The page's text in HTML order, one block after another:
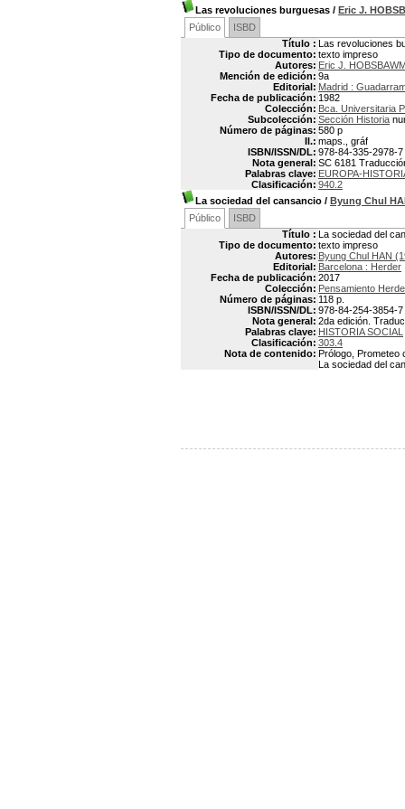
Las revoluciones burguesas / Eric J.
Público
ISBD
Título : Las revoluciones
Tipo de documento: texto impreso
Autores: Eric J.
Mención de edición: 9a
Editorial: Madrid :
Fecha de publicación: 1982
Colección: Bca. Universitaria
Subcolección: Sección Historia
Número de páginas: 580 p
Il.: maps., gráf
ISBN/ISSN/DL: 978-84-335-2978-7
Nota general: SC 6181
Palabras clave: EUROPA-
Clasificación: 940.2
La sociedad del cansancio / Byung Chul
Público
ISBD
Título : La sociedad del
Tipo de documento: texto impreso
Autores: Byung Chul HAN
Editorial: Barcelona : Herder
Fecha de publicación: 2017
Colección: Pensamiento
Número de páginas: 118 p.
ISBN/ISSN/DL: 978-84-254-3854-7
Nota general: 2da edición.
Palabras clave: HISTORIA SOCIAL
Clasificación: 303.4
Nota de contenido: Prólogo, Prometeo
La sociedad del